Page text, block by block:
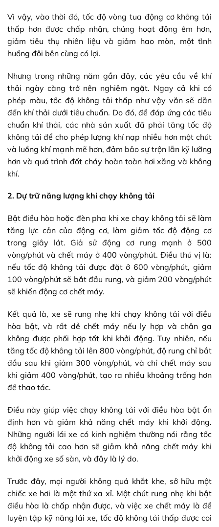
Vì vậy, vào thời đó, tốc độ vòng tua động cơ không tải
thấp hơn được chấp nhận, chúng hoạt động êm hơn,
giảm tiêu thụ nhiên liệu và giảm hao mòn, một tình
huống đôi bên cùng có lợi.
Nhưng trong những năm gần đây, các yêu cầu về khí
thải ngày càng trở nên nghiêm ngặt. Ngay cả khi có
phép màu, tốc độ không tải thấp như vậy vẫn sẽ dẫn
đến khí thải dưới tiêu chuẩn. Do đó, để đáp ứng các tiêu
chuẩn khí thải, các nhà sản xuất đã phải tăng tốc độ
không tải để cho phép lượng khí nạp nhiều hơn một chút
và luồng khí mạnh mẽ hơn, đảm bảo sự trộn lẫn kỹ lưỡng
hơn và quá trình đốt cháy hoàn toàn hơi xăng và không
khí.
2. Dự trữ năng lượng khi chạy không tải
Bật điều hòa hoặc đèn pha khi xe chạy không tải sẽ làm
tăng lực cản của động cơ, làm giảm tốc độ động cơ
trong giây lát. Giả sử động cơ rung mạnh ở 500
vòng/phút và chết máy ở 400 vòng/phút. Điều thú vị là:
nếu tốc độ không tải được đặt ở 600 vòng/phút, giảm
100 vòng/phút sẽ bắt đầu rung, và giảm 200 vòng/phút
sẽ khiến động cơ chết máy.
Kết quả là, xe sẽ rung nhẹ khi chạy không tải với điều
hòa bật, và rất dễ chết máy nếu ly hợp và chân ga
không được phối hợp tốt khi khởi động. Tuy nhiên, nếu
tăng tốc độ không tải lên 800 vòng/phút, độ rung chỉ bắt
đầu sau khi giảm 300 vòng/phút, và chỉ chết máy sau
khi giảm 400 vòng/phút, tạo ra nhiều khoảng trống hơn
để thao tác.
Điều này giúp việc chạy không tải với điều hòa bật ổn
định hơn và giảm khả năng chết máy khi khởi động.
Những người lái xe có kinh nghiệm thường nói rằng tốc
độ không tải cao hơn sẽ giảm khả năng chết máy khi
khởi động xe số sàn, và đây là lý do.
Trước đây, mọi người không quá khắt khe, sở hữu một
chiếc xe hơi là một thứ xa xỉ. Một chút rung nhẹ khi bật
điều hòa là chấp nhận được, và việc xe chết máy là để
luyện tập kỹ năng lái xe, tốc độ không tải thấp được coi